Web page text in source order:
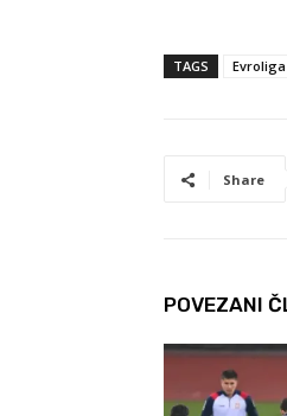
TAGS Evroliga
Share
POVEZANI